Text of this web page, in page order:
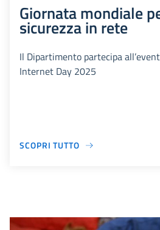
Giornata mondiale
sicurezza in rete
Il Dipartimento partecipa
Internet Day 2025
SCOPRI TUTTO